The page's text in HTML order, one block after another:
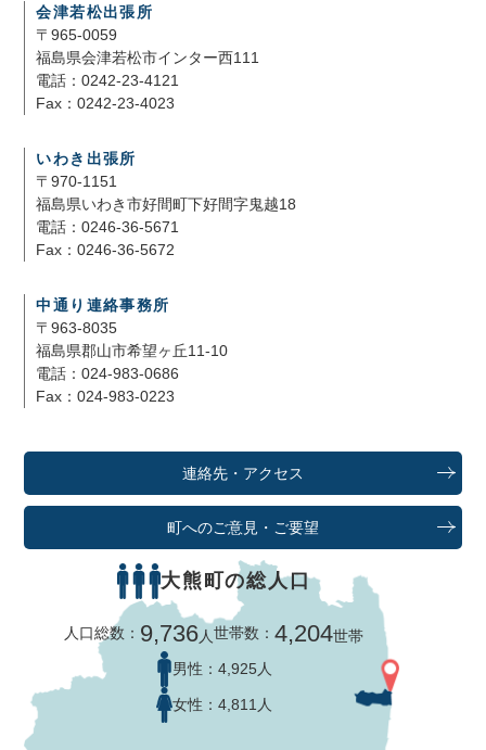
会津若松出張所
〒965-0059
福島県会津若松市インター西111
電話：0242-23-4121
Fax：0242-23-4023
いわき出張所
〒970-1151
福島県いわき市好間町下好間字鬼越18
電話：0246-36-5671
Fax：0246-36-5672
中通り連絡事務所
〒963-8035
福島県郡山市希望ヶ丘11-10
電話：024-983-0686
Fax：024-983-0223
連絡先・アクセス
町へのご意見・ご要望
大熊町の総人口
人口総数： 9,736人世帯数：4,204世帯
男性： 4,925人
女性： 4,811人